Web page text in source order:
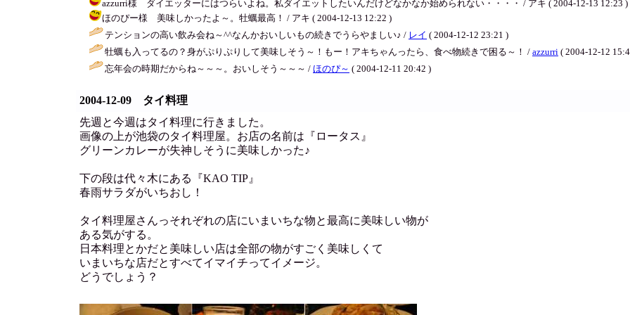
azzurri様 ダイエッターにはつらいよね。私ダイエットしたいんだけどなかなか始められない・・・・ / アキ ( 2004-12-13 12:23 )
ほのぴー様 美味しかったよ～。牡蠣最高！ / アキ ( 2004-12-13 12:22 )
テンションの高い飲み会ね～^^なんかおいしいもの続きでうらやましい♪ / レイ ( 2004-12-12 23:21 )
牡蠣も入ってるの？身がぷりぷりして美味しそう～！もー！アキちゃんったら、食べ物続きで困る～！ / azzurri ( 2004-12-12
忘年会の時期だからね～～～。おいしそう～～～ / ほのぴ～ ( 2004-12-11 20:42 )
2004-12-09 タイ料理
先週と今週はタイ料理に行きました。
画像の上が池袋のタイ料理屋。お店の名前は『ロータス』
グリーンカレーが失神しそうに美味しかった♪
下の段は代々木にある『KAO TIP』
春雨サラダがいちおし！
タイ料理屋さんっそれぞれの店にいまいちな物と最高に美味しい物が
ある気がする。
日本料理とかだと美味しい店は全部の物がすごく美味しくて
いまいちな店だとすべてイマイチってイメージ。
どうでしょう？